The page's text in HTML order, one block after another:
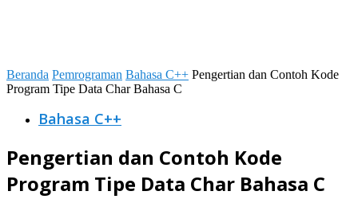
Beranda Pemrograman Bahasa C++ Pengertian dan Contoh Kode
Program Tipe Data Char Bahasa C
Bahasa C++
Pengertian dan Contoh Kode
Program Tipe Data Char Bahasa C